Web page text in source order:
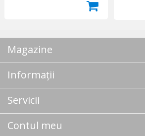
Magazine
Informații
Servicii
Contul meu